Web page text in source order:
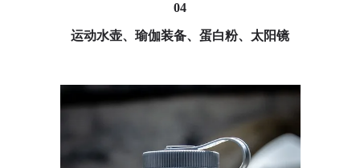
04
运动水壶、瑜伽装备、蛋白粉、太阳镜